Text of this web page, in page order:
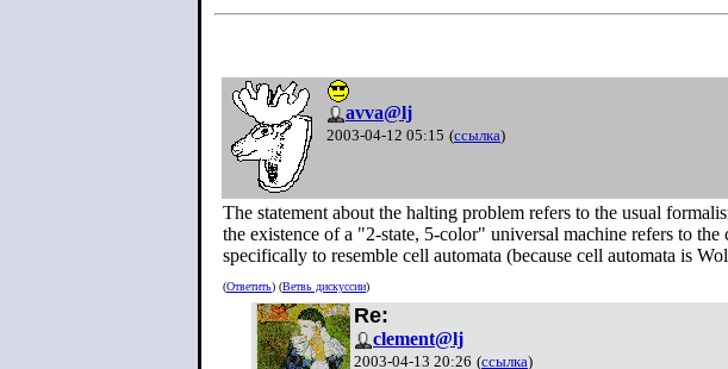
avva@lj
2003-04-12 05:15 (ссылка)
The statement about the halting problem refers to the usual
the existence of a "2-state, 5-color" universal machine refers to
specifically to resemble cell automata (because cell automata is
(Ответить) (Ветвь дискуссии)
Re:
clement@lj
2003-04-13 20:26 (ссылка)